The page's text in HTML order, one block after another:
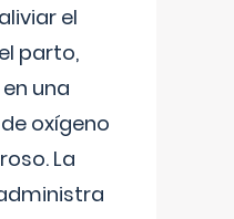
el
parto,
una
oxígeno
La